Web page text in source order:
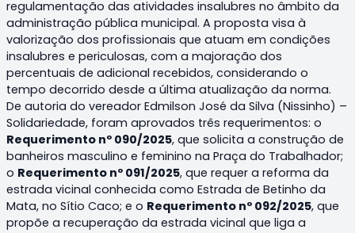
regulamentação das atividades insalubres no âmbito da
administração pública municipal. A proposta visa à
valorização dos profissionais que atuam em condições
insalubres e periculosas, com a majoração dos
percentuais de adicional recebidos, considerando o
tempo decorrido desde a última atualização da norma.
De autoria do vereador Edmilson José da Silva (Nissinho) –
Solidariedade, foram aprovados três requerimentos: o
Requerimento nº 090/2025, que solicita a construção de
banheiros masculino e feminino na Praça do Trabalhador;
o Requerimento nº 091/2025, que requer a reforma da
estrada vicinal conhecida como Estrada de Betinho da
Mata, no Sítio Caco; e o Requerimento nº 092/2025, que
propõe a recuperação da estrada vicinal que liga a